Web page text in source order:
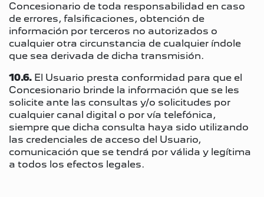
Concesionario de toda responsabilidad en caso
de errores, falsificaciones, obtención de
información por terceros no autorizados o
cualquier otra circunstancia de cualquier índole
que sea derivada de dicha transmisión.
10.6. El Usuario presta conformidad para que el
Concesionario brinde la información que se les
solicite ante las consultas y/o solicitudes por
cualquier canal digital o por vía telefónica,
siempre que dicha consulta haya sido utilizando
las credenciales de acceso del Usuario,
comunicación que se tendrá por válida y legítima
a todos los efectos legales.